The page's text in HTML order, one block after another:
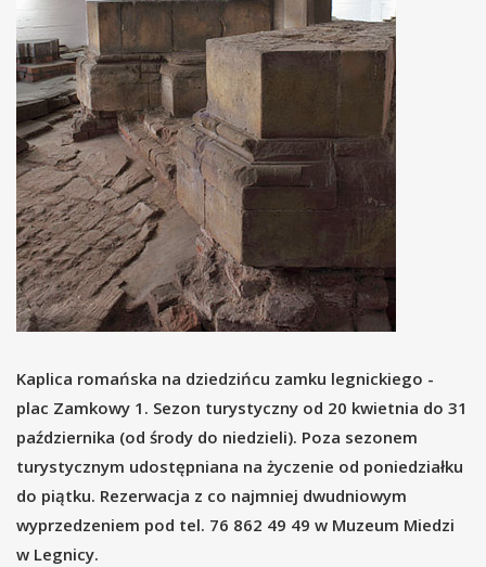
Kaplica romańska na dziedzińcu zamku legnickiego -
plac Zamkowy 1. Sezon turystyczny od 20 kwietnia do 31
października (od środy do niedzieli). Poza sezonem
turystycznym udostępniana na życzenie od poniedziałku
do piątku. Rezerwacja z co najmniej dwudniowym
wyprzedzeniem pod tel. 76 862 49 49 w Muzeum Miedzi
w Legnicy.